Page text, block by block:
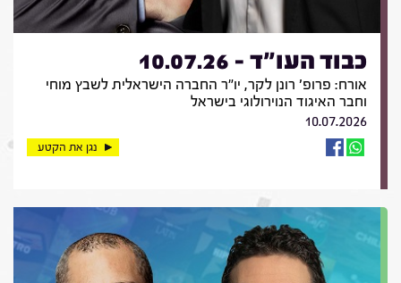
כבוד העו"ד - 10.07.26
אורח: פרופ' רונן לקר, יו"ר החברה הישראלית לשבץ מוחי
וחבר האיגוד הנוירולוגי בישראל
10.07.2026
נגן את הקטע